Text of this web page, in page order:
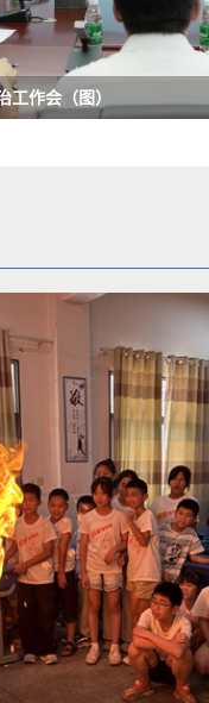
敢闯会创 ——湖南科
“三下乡”丨湖南科
守墓红色故事